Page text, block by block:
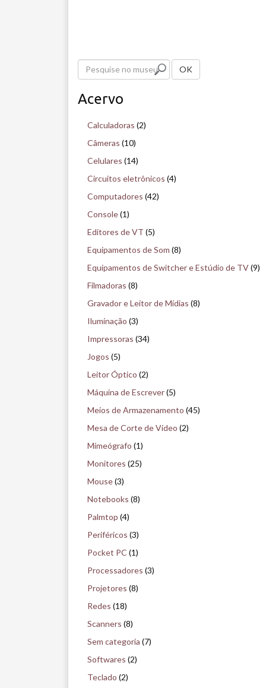
s
OK
Acervo
Calculadoras (2)
Câmeras (10)
Celulares (14)
Circuitos eletrônicos (4)
Computadores (42)
Console(1)
Editores de VT (5)
Equipamentos de Som (8)
Equipamentos de Switcher e Estúdio de TV(9)
Filmadoras (8)
Gravador e Leitor de Mídias (8)
Iluminação (3)
Impressoras (34)
Jogos (5)
Leitor Óptico (2)
Máquina de Escrever(5)
Meios de Armazenamento (45)
Mesa de Corte de Vídeo (2)
Mimeógrafo (1)
Monitores (25)
Mouse(3)
Notebooks (8)
Palmtop (4)
Periféricos (3)
Pocket PC (1)
Processadores (3)
Projetores (8)
Redes (18)
Scanners (8)
Sem categoria (7)
Softwares (2)
Teclado (2)